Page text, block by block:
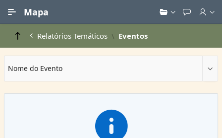
Mapa
Relatórios Temáticos Eventos
Nome do Evento